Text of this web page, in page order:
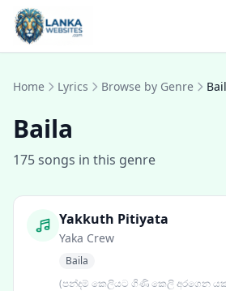
Skip to content
Home Lyrics Browse by Genre
Baila
175 songs in this genre
Yakkuth Pitiyata
Yaka Crew
Baila
(පන්දම් කෙලියට ගිණි කෙලි අරගෙන